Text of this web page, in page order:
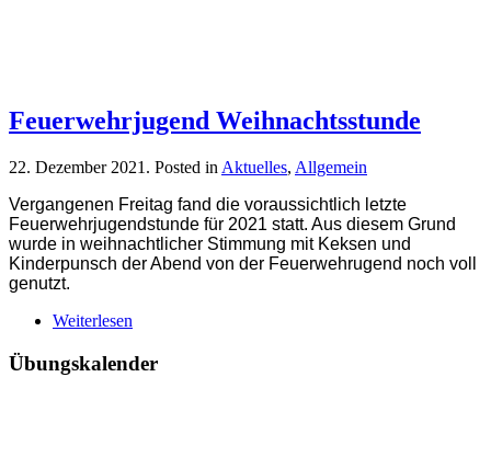
Feuerwehrjugend Weihnachtsstunde
22. Dezember 2021 . Posted in Aktuelles, Allgemein
Vergangenen Freitag fand die voraussichtlich letzte
Feuerwehrjugendstunde für 2021 statt. Aus diesem Grund
wurde in weihnachtlicher Stimmung mit Keksen und
Kinderpunsch der Abend von der Feuerwehrugend noch voll
genutzt.
Weiterlesen
Übungskalender